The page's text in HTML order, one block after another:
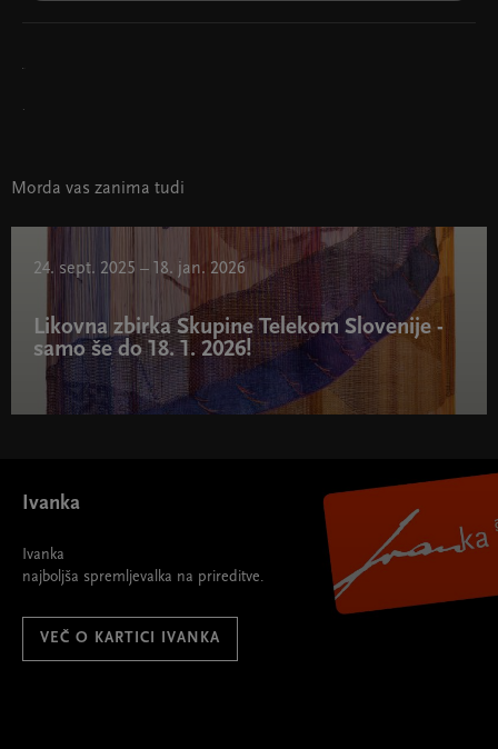
.
Morda vas zanima tudi
24. sept. 2025 – 18. jan. 2026
Likovna zbirka Skupine Telekom Slovenije -
samo še do 18. 1. 2026!
Ivanka
Ivanka
najboljša spremljevalka na prireditve.
VEČ O KARTICI IVANKA